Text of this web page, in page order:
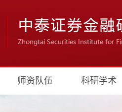
师资队伍 科研学术